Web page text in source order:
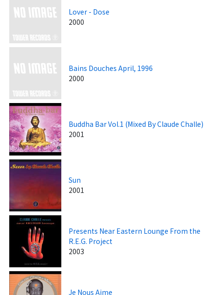
Lover - Dose
2000
Bains Douches April, 1996
2000
Buddha Bar Vol.1 (Mixed By Claude Challe)
2001
Sun
2001
Presents Near Eastern Lounge From the
R.E.G. Project
2003
Je Nous Aime